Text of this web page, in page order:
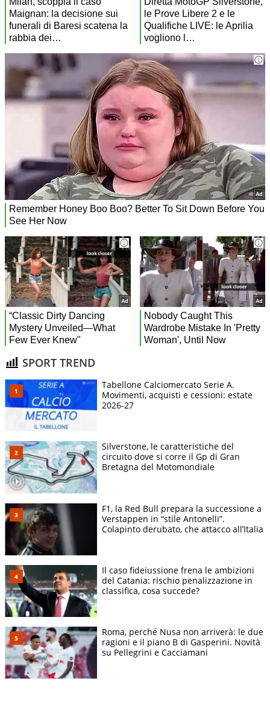
SPORT TREND
Tabellone Calciomercato Serie A.
Movimenti, acquisti e cessioni: estate
2026-27
Silverstone, le caratteristiche del
circuito dove si corre il Gp di Gran
Bretagna del Motomondiale
F1, la Red Bull prepara la successione a
Verstappen in “stile Antonelli”.
Colapinto derubato, che attacco all’Italia
Il caso fideiussione frena le ambizioni
del Catania: rischio penalizzazione in
classifica, cosa succede?
Roma, perché Nusa non arriverà: le due
ragioni e il piano B di Gasperini. Novità
su Pellegrini e Cacciamani